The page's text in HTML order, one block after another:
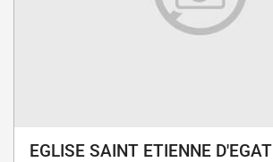
EGLISE SAINT ETIENNE D'EGAT